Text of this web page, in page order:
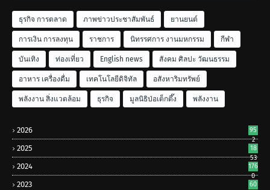
ธุรกิจ การตลาด ภาพข่าวประชาสัมพันธ์ ยานยนต์
การเงิน การลงทุน ราชการ นิทรรศการ งานมหกรรม กีฬา
บันเทิง ท่องเที่ยว English news สังคม ศิลปะ วัฒนธรรม
อาหาร เครื่องดื่ม เทคโนโลยีดิจิทัล อสังหาริมทรัพย์
พลังงาน สิ่งแวดล้อม ธุรกิจ มูลนิธิป่อเต็กตึ๊ง พลังงาน
2026
95
2
2025
18
53
2024
176
0
2023 60